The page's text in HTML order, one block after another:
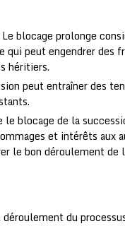
blocage prolonge
peut engendrer des
héritiers.
peut entraîner des
le blocage de la
et intérêts aux
le bon déroulement de
du